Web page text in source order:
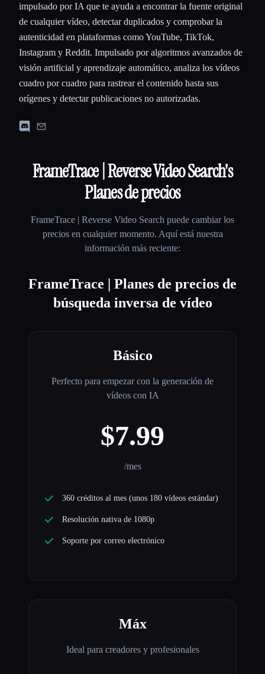
impulsado por IA que te ayuda a encontrar la fuente original
de cualquier vídeo, detectar duplicados y comprobar la
autenticidad en plataformas como YouTube, TikTok,
Instagram y Reddit. Impulsado por algoritmos avanzados de
visión artificial y aprendizaje automático, analiza los vídeos
cuadro por cuadro para rastrear el contenido hasta sus
orígenes y detectar publicaciones no autorizadas.
FrameTrace | Reverse Video Search's
Planes de precios
FrameTrace | Reverse Video Search puede cambiar los
precios en cualquier momento. Aquí está nuestra
información más reciente:
FrameTrace | Planes de precios de
búsqueda inversa de vídeo
Básico
Perfecto para empezar con la generación de
vídeos con IA
$7.99
/mes
360 créditos al mes (unos 180 vídeos estándar)
Resolución nativa de 1080p
Soporte por correo electrónico
Máx
Ideal para creadores y profesionales